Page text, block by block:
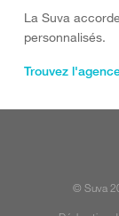
La Suva
personnalisés.
Trouvez
© Suva